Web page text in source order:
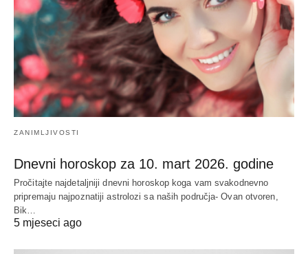
ZANIMLJIVOSTI
Dnevni horoskop za 10. mart 2026. godine
Pročitajte najdetaljniji dnevni horoskop koga vam svakodnevno
pripremaju najpoznatiji astrolozi sa naših područja- Ovan otvoren,
Bik…
5 mjeseci ago